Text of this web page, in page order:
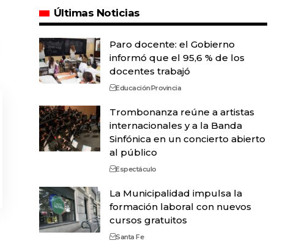
Últimas Noticias
Paro docente: el Gobierno
informó que el 95,6 % de los
docentes trabajó
EducaciónProvincia
Trombonanza reúne a artistas
internacionales y a la Banda
Sinfónica en un concierto abierto
al público
Espectáculo
La Municipalidad impulsa la
formación laboral con nuevos
cursos gratuitos
Santa Fe